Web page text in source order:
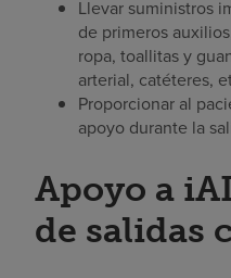
Llevar suministros
de primeros
ropa, toallitas y
arterial, catéteres,
Proporcionar al
apoyo durante la
Apoyo a
de salidas